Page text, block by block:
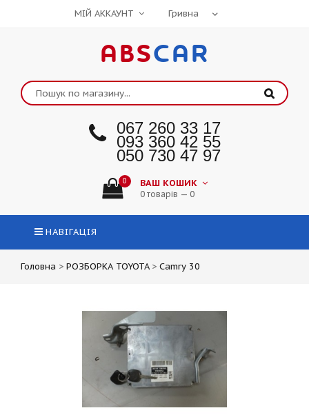
МІЙ АККАУНТ
ABSCAR
067 260 33 17
093 360 42 55
050 730 47 97
0 ВАШ КОШИК
0 товарів — 0
НАВІГАЦІЯ
Головна > РОЗБОРКА TOYOTA > Camry 30